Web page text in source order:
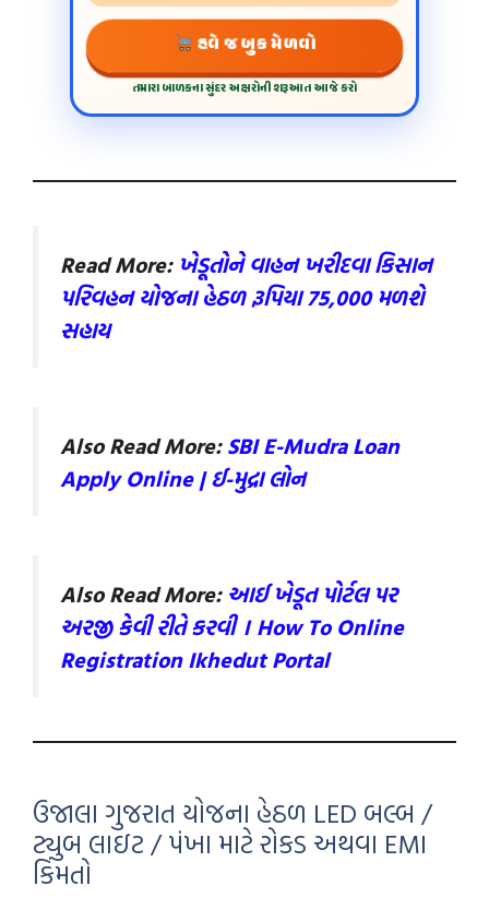
હવે જ બુક મેળવો
તમારા બાળકના સુંદર અક્ષરોની શરૂઆત આજે કરો
Read More: ખેડૂતોને વાહન ખરીદવા કિસાન
પરિવહન યોજના હેઠળ રૂપિયા 75,000 મળશે
સહાય
Also Read More:SBI E-Mudra Loan
Apply Online | ઈ-મુદ્રા લોન
Also Read More: આઈ ખેડૂત પોર્ટલ પર
અરજી કેવી રીતે કરવી । How To Online
Registration Ikhedut Portal
ઉજાલા ગુજરાત યોજના હેઠળ LED બલ્બ /
ટ્યુબ લાઇટ / પંખા માટે રોકડ અથવા EMI
કિંમતો